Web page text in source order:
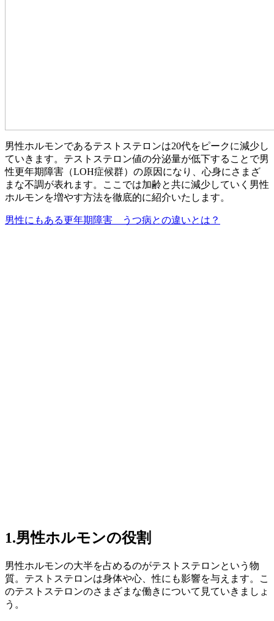
男性ホルモンであるテストステロンは20代をピークに減少し
ていきます。テストステロン値の分泌量が低下することで男
性更年期障害（LOH症候群）の原因になり、心身にさまざ
まな不調が表れます。ここでは加齢と共に減少していく男性
ホルモンを増やす方法を徹底的に紹介いたします。
男性にもある更年期障害 うつ病との違いとは？
1.男性ホルモンの役割
男性ホルモンの大半を占めるのがテストステロンという物
質。テストステロンは身体や心、性にも影響を与えます。こ
のテストステロンのさまざまな働きについて見ていきましょ
う。